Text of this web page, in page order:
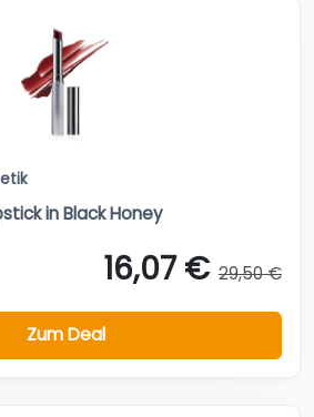
in Black Honey
16,07 € 29,50 €
Zum Deal